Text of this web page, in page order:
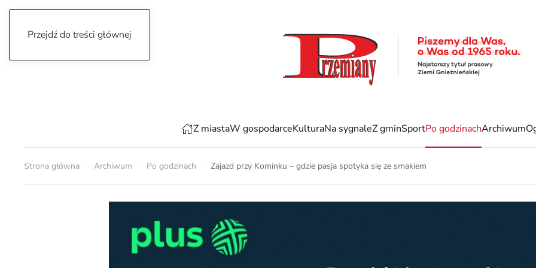
Przejdź do treści głównej
Z miastaW gospodarceKulturaNa sygnaleZ gminSportPo godzinachArchiwum
Strona główna Archiwum Po godzinach Zajazd przy Kominku – gdzie pasja spotyka się ze smakiem